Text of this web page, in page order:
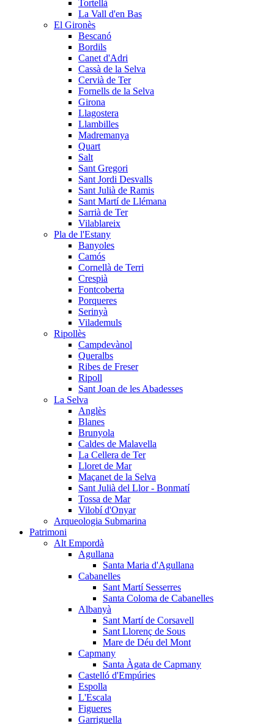
Tortellà
La Vall d'en Bas
El Gironès
Bescanó
Bordils
Canet d'Adri
Cassà de la Selva
Cervià de Ter
Fornells de la Selva
Girona
Llagostera
Llambilles
Madremanya
Quart
Salt
Sant Gregori
Sant Jordi Desvalls
Sant Julià de Ramis
Sant Martí de Llémana
Sarrià de Ter
Vilablareix
Pla de l'Estany
Banyoles
Camós
Cornellà de Terri
Crespià
Fontcoberta
Porqueres
Serinyà
Vilademuls
Ripollès
Campdevànol
Queralbs
Ribes de Freser
Ripoll
Sant Joan de les Abadesses
La Selva
Anglès
Blanes
Brunyola
Caldes de Malavella
La Cellera de Ter
Lloret de Mar
Maçanet de la Selva
Sant Julià del Llor - Bonmatí
Tossa de Mar
Vilobí d'Onyar
Arqueologia Submarina
Patrimoni
Alt Empordà
Agullana
Santa Maria d'Agullana
Cabanelles
Sant Martí Sesserres
Santa Coloma de Cabanelles
Albanyà
Sant Martí de Corsavell
Sant Llorenç de Sous
Mare de Déu del Mont
Capmany
Santa Àgata de Capmany
Castelló d'Empúries
Espolla
L'Escala
Figueres
Garriguella